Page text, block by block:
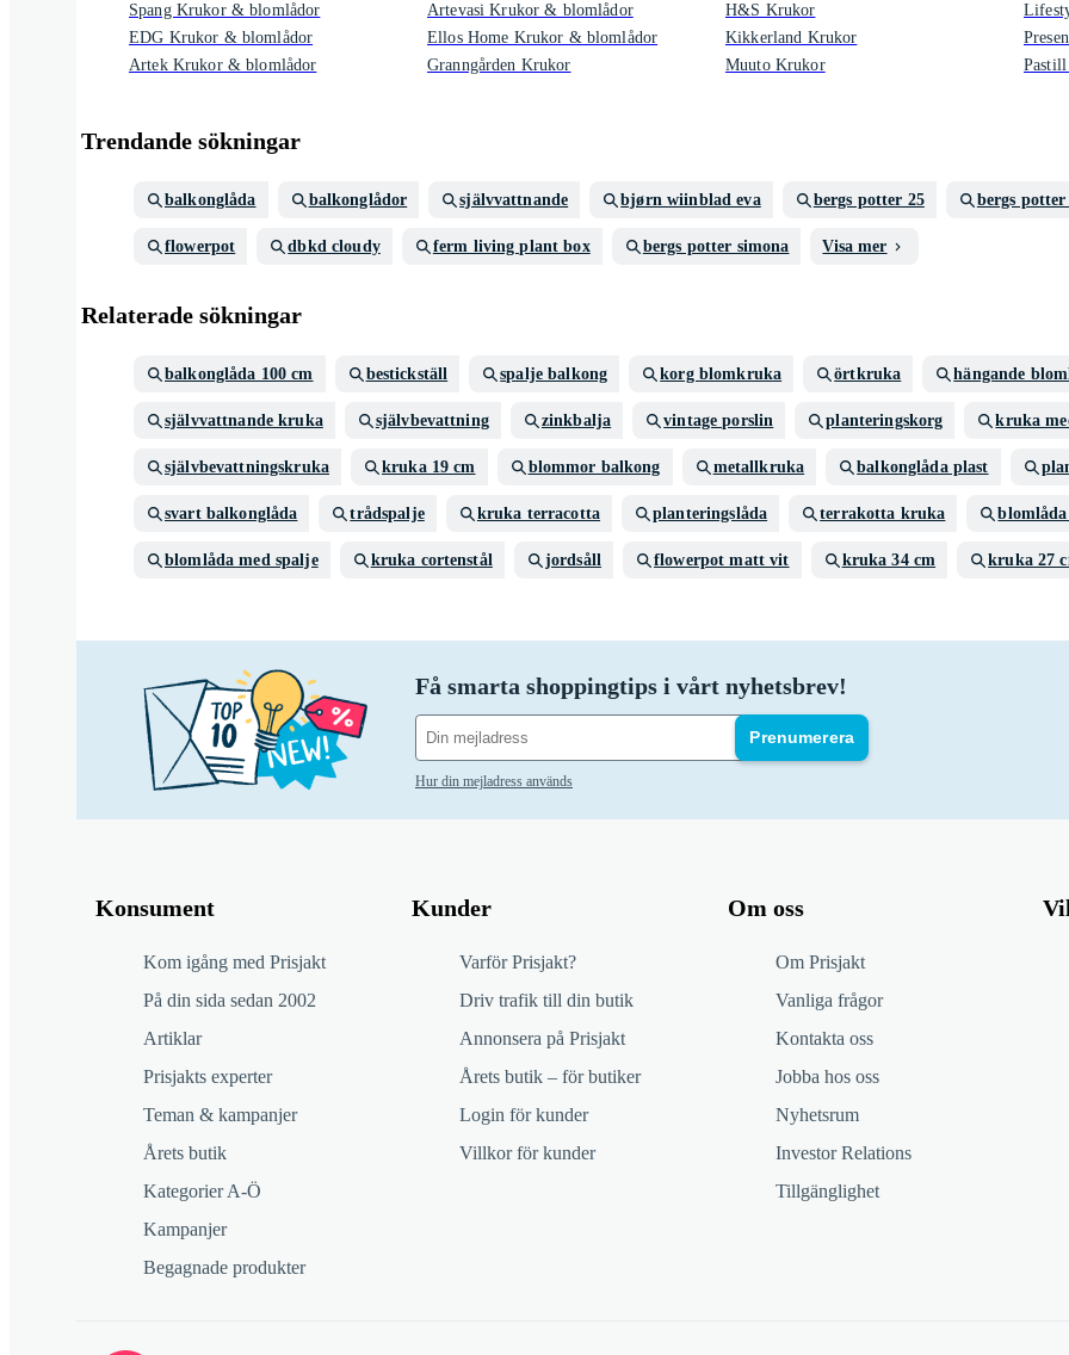
Spang Krukor & blomlådor
EDG Krukor & blomlådor
Artek Krukor & blomlådor
Artevasi Krukor & blomlådor
Ellos Home Krukor & blomlådor
Granngården Krukor
H&S Krukor
Kikkerland Krukor
Muuto Krukor
Trendande sökningar
balkonglåda balkonglådor självvattnande bjørn wiinblad eva bergs potter 25 bergs
flowerpot dbkd cloudy ferm living plant box bergs potter simona Visa mer
Relaterade sökningar
balkonglåda 100 cm bestickställ spalje balkong korg blomkruka örtkruka hängande
självvattnande kruka självbevattning zinkbalja vintage porslin planteringskorg kruka
självbevattningskruka kruka 19 cm blommor balkong metallkruka balkonglåda plast
svart balkonglåda trådspalje kruka terracotta planteringslåda terrakotta kruka
blomlåda med spalje kruka cortenstål jordsåll flowerpot matt vit kruka 34 cm kruka 27
Få smarta shoppingtips i vårt nyhetsbrev!
Prenumerera
Hur din mejladress används
Konsument
Kom igång med Prisjakt
På din sida sedan 2002
Artiklar
Prisjakts experter
Teman & kampanjer
Årets butik
Kategorier A-Ö
Kampanjer
Begagnade produkter
Kunder
Varför Prisjakt?
Driv trafik till din butik
Annonsera på Prisjakt
Årets butik – för butiker
Login för kunder
Villkor för kunder
Om oss
Om Prisjakt
Vanliga frågor
Kontakta oss
Jobba hos oss
Nyhetsrum
Investor Relations
Tillgänglighet